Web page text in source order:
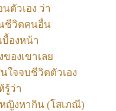
ตัวเอง ว่า
ชีวิตคนอื่น
บื้องหน้า
ของเขาเลย
ใจจบชีวิตตัวเอง
รู้ว่า
ญิงหากิน (โสเภณี)